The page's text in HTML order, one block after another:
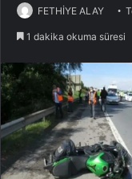
FETHİYE ALAY
1 dakika okuma süresi